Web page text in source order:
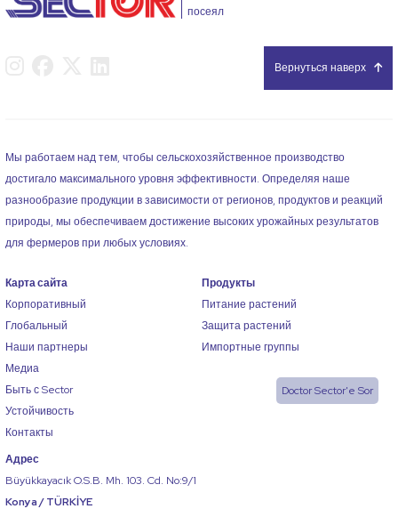
Doctor Sector'e Sor
посеял
Вернуться наверх
Мы работаем над тем, чтобы сельскохозяйственное производство
достигало максимального уровня эффективности. Определяя наше
разнообразие продукции в зависимости от регионов, продуктов и реакций
природы, мы обеспечиваем достижение высоких урожайных результатов
для фермеров при любых условиях.
Карта сайта
Корпоративный
Глобальный
Наши партнеры
Медиа
Быть с Sector
Устойчивость
Контакты
Продукты
Питание растений
Защита растений
Импортные группы
Адрес
Büyükkayacık O.S.B. Mh. 103. Cd. No:9/1
Konya / TÜRKİYE